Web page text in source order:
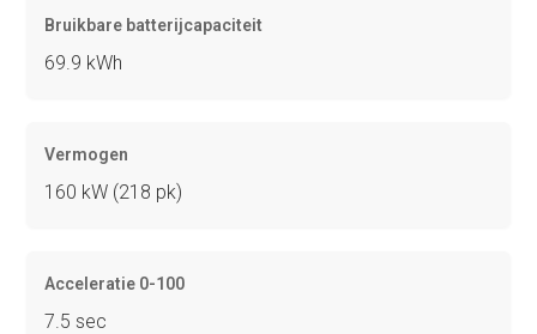
Bruikbare batterijcapaciteit
69.9 kWh
Vermogen
160 kW (218 pk)
Acceleratie 0-100
7.5 sec